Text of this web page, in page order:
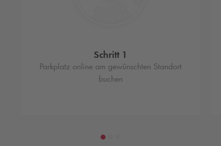
Schritt 1
Parkplatz online am gewünschten Standort
buchen